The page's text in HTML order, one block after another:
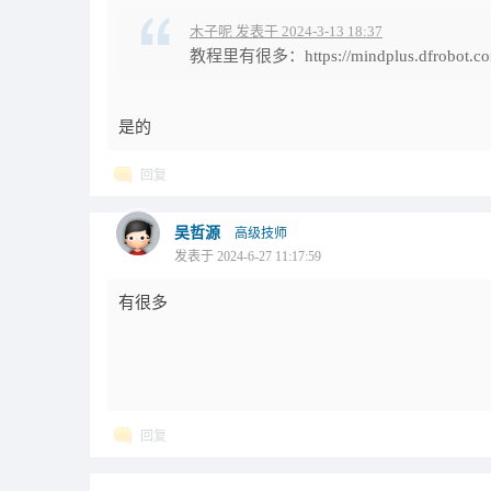
木子呢 发表于 2024-3-13 18:37
教程里有很多：https://
是的
回复
吴哲源
高级技师
发表于 2024-6-27 11:17:59
有很多
回复